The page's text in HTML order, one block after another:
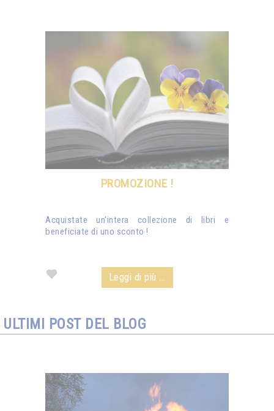
PROMOZIONE !
Acquistate un'intera collezione di libri e
beneficiate di uno sconto !
Leggi di più ...
ULTIMI POST DEL BLOG